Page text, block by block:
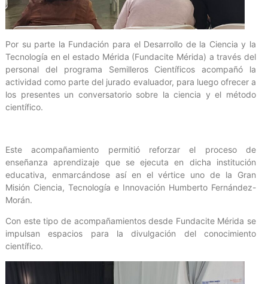
Por su parte la Fundación para el Desarrollo de la Ciencia y la
Tecnología en el estado Mérida (Fundacite Mérida) a través del
personal del programa Semilleros Científicos acompañó la
actividad como parte del jurado evaluador, para luego ofrecer a
los presentes un conversatorio sobre la ciencia y el método
científico.
‎Este acompañamiento permitió reforzar el proceso de
enseñanza aprendizaje que se ejecuta en dicha institución
educativa, enmarcándose así en el vértice uno de la Gran
Misión Ciencia, Tecnología e Innovación Humberto Fernández-
Morán.
Con este tipo de acompañamientos desde Fundacite Mérida se
impulsan espacios para la divulgación del conocimiento
científico.